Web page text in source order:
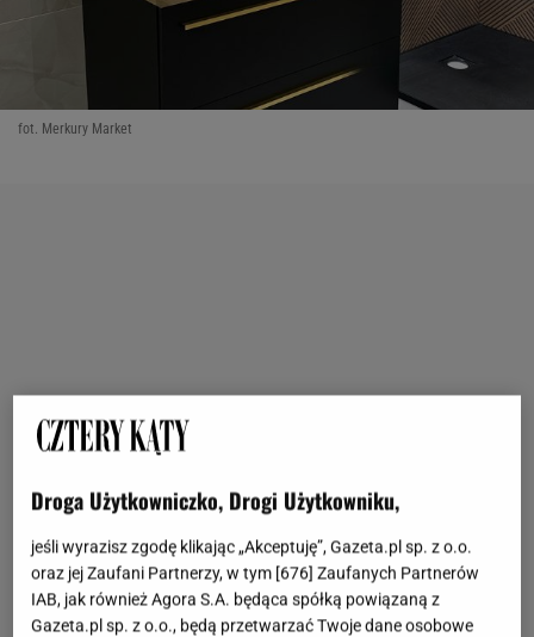
fot. Merkury Market
Droga Użytkowniczko, Drogi Użytkowniku,
jeśli wyrazisz zgodę klikając „Akceptuję”, Gazeta.pl sp. z o.o.
oraz jej Zaufani Partnerzy, w tym [676] Zaufanych Partnerów
IAB, jak również Agora S.A. będąca spółką powiązaną z
Gazeta.pl sp. z o.o., będą przetwarzać Twoje dane osobowe